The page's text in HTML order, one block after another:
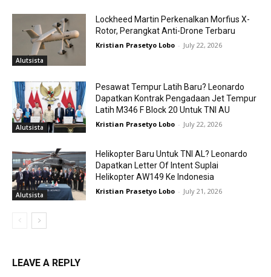
Alutsista
Lockheed Martin Perkenalkan Morfius X-
Rotor, Perangkat Anti-Drone Terbaru
Kristian Prasetyo Lobo - July 22, 2026
Alutsista
Pesawat Tempur Latih Baru? Leonardo
Dapatkan Kontrak Pengadaan Jet Tempur
Latih M346 F Block 20 Untuk TNI AU
Kristian Prasetyo Lobo - July 22, 2026
Alutsista
Helikopter Baru Untuk TNI AL? Leonardo
Dapatkan Letter Of Intent Suplai
Helikopter AW149 Ke Indonesia
Kristian Prasetyo Lobo - July 21, 2026
LEAVE A REPLY